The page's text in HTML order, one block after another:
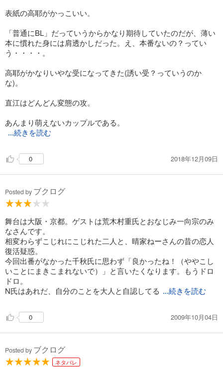
506円 (税込)
試し読み
炎の蜃気楼19 火輪の王国（烈濤編）
あらすじを表示する
カート
あらすじを表示する
495円 (税込)
あらすじを表示する
506円 (税込)
あらすじを表示する
炎の蜃気楼22 魁の蠱
506円 (税込)
表紙の高耶がかっこいい。
「普通にBL」だっていうからかなり期待していたのだが、薄い
本に慣れた身には肩透かしだった。え、本番ないの？ってい
う・・・・。
高耶がかなりいやな受になってきた(誘い受？っていうのか
な)。
直江はどんどん変態の攻。
あんまり萌えないカップルである。
...続きを読む
0 2018年12月09日
Posted by ブクログ
舞台は大阪・京都。ゲストは荒木村重氏とおなじみ一向宗のみ
なさんです。
相変わらずこじれにこじれた二人と、晴家ねーさんの昔の恋人
復活疑惑。
今回出番がなかった千秋氏に思わず「良かったね！（ややこし
いことにまきこまれないで）」と言いたくなります。もうドロ
ドロ。
N氏はあれだ、自分のことを大人と自認してる ...続きを読む
0 2009年10月04日
Posted by ブクログ
ネタバレ